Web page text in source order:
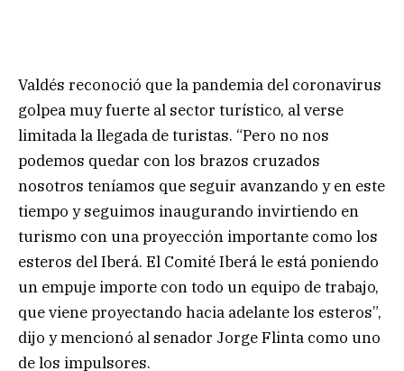
Valdés reconoció que la pandemia del coronavirus
golpea muy fuerte al sector turístico, al verse
limitada la llegada de turistas. “Pero no nos
podemos quedar con los brazos cruzados
nosotros teníamos que seguir avanzando y en este
tiempo y seguimos inaugurando invirtiendo en
turismo con una proyección importante como los
esteros del Iberá. El Comité Iberá le está poniendo
un empuje importe con todo un equipo de trabajo,
que viene proyectando hacia adelante los esteros”,
dijo y mencionó al senador Jorge Flinta como uno
de los impulsores.